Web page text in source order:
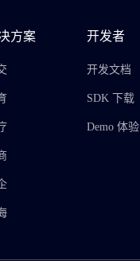
方案 开发者
开发文档
SDK 下载
Demo 体验